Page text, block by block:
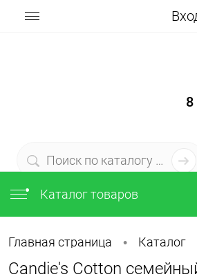
8
Каталог товаров
Главная страница • Каталог
Candie's Cotton